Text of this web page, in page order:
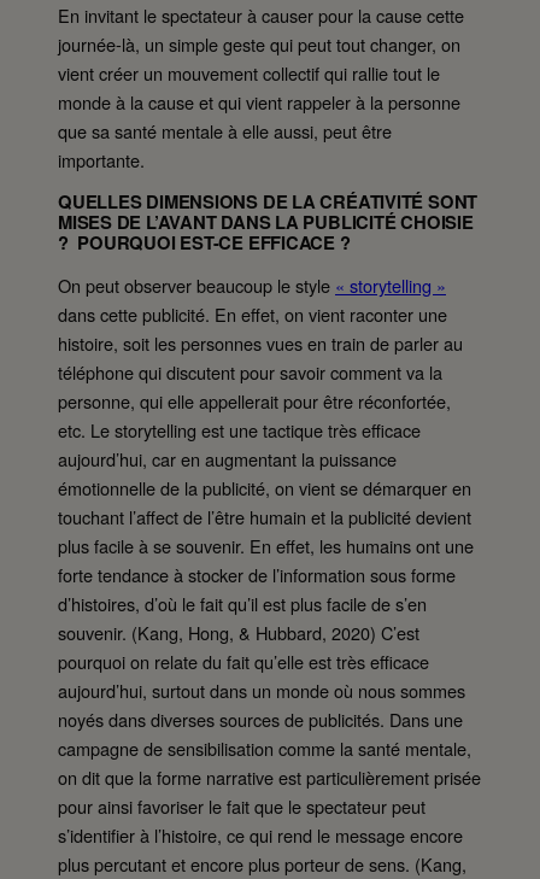
En invitant le spectateur à causer pour la cause cette
journée-là, un simple geste qui peut tout changer, on
vient créer un mouvement collectif qui rallie tout le
monde à la cause et qui vient rappeler à la personne
que sa santé mentale à elle aussi, peut être
importante.
QUELLES DIMENSIONS DE LA CRÉATIVITÉ SONT
MISES DE L’AVANT DANS LA PUBLICITÉ CHOISIE
? POURQUOI EST-CE EFFICACE ?
On peut observer beaucoup le style « storytelling »
dans cette publicité. En effet, on vient raconter une
histoire, soit les personnes vues en train de parler au
téléphone qui discutent pour savoir comment va la
personne, qui elle appellerait pour être réconfortée,
etc. Le storytelling est une tactique très efficace
aujourd’hui, car en augmentant la puissance
émotionnelle de la publicité, on vient se démarquer en
touchant l’affect de l’être humain et la publicité devient
plus facile à se souvenir. En effet, les humains ont une
forte tendance à stocker de l’information sous forme
d’histoires, d’où le fait qu’il est plus facile de s’en
souvenir. (Kang, Hong, & Hubbard, 2020) C’est
pourquoi on relate du fait qu’elle est très efficace
aujourd’hui, surtout dans un monde où nous sommes
noyés dans diverses sources de publicités. Dans une
campagne de sensibilisation comme la santé mentale,
on dit que la forme narrative est particulièrement prisée
pour ainsi favoriser le fait que le spectateur peut
s’identifier à l’histoire, ce qui rend le message encore
plus percutant et encore plus porteur de sens. (Kang,